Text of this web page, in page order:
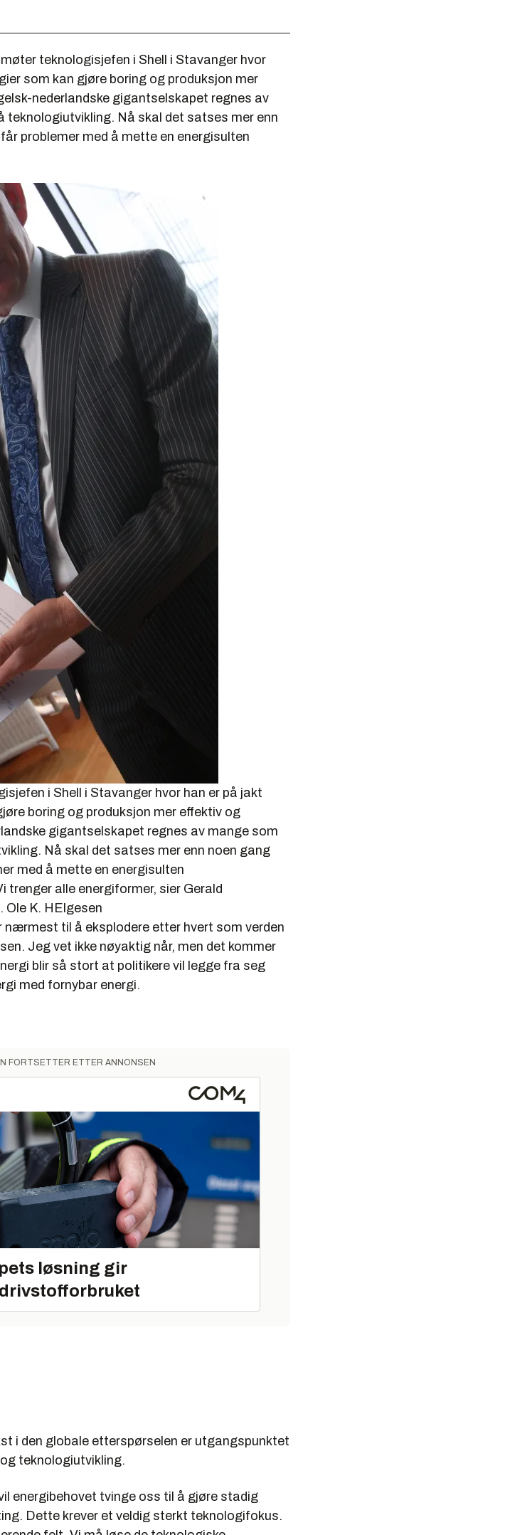
teknologisjefen i Shell i Stavanger hvor
som kan gjøre boring og produksjon mer
nederlandske gigantselskapet regnes av
teknologiutvikling. Nå skal det satses mer enn
problemer med å mette en energisulten
i Shell i Stavanger hvor han er på jakt
boring og produksjon mer effektiv og
gigantselskapet regnes av mange som
Nå skal det satses mer enn noen gang
med å mette en energisulten
trenger alle energiformer, sier Gerald
Ole K. HElgesen
til å eksplodere etter hvert som verden
Jeg vet ikke nøyaktig når, men det kommer
blir så stort at politikere vil legge fra seg
med fornybar energi.
FORTSETTER ETTER ANNONSEN
løsning gir
i den globale etterspørselen er utgangspunktet
teknologiutvikling.
energibehovet tvinge oss til å gjøre stadig
Dette krever et veldig sterkt teknologifokus.